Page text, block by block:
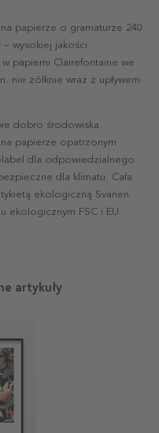
papierze o gramaturze 240
wysokiej jakości
papierni Clairefontaine we
nie żółknie wraz z upływem
dobro środowiska.
papierze opatrzonym
dla odpowiedzialnego
dla klimatu. Cała
ekologiczną Svanen.
ekologicznym FSC i EU
artykuły